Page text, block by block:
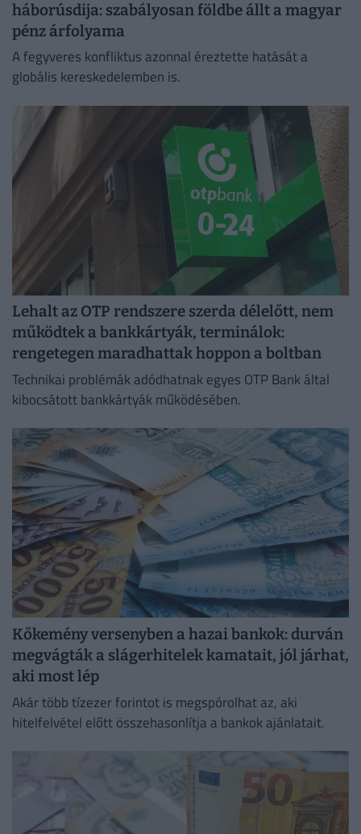
háborúsdija: szabályosan földbe állt a magyar
pénz árfolyama
A fegyveres konfliktus azonnal éreztette hatását a
globális kereskedelemben is.
Lehalt az OTP rendszere szerda délelőtt, nem
működtek a bankkártyák, terminálok:
rengetegen maradhattak hoppon a boltban
Technikai problémák adódhatnak egyes OTP Bank által
kibocsátott bankkártyák működésében.
Kőkemény versenyben a hazai bankok: durván
megvágták a slágerhitelek kamatait, jól járhat,
aki most lép
Akár több tízezer forintot is megspórolhat az, aki
hitelfelvétel előtt összehasonlítja a bankok ajánlatait.